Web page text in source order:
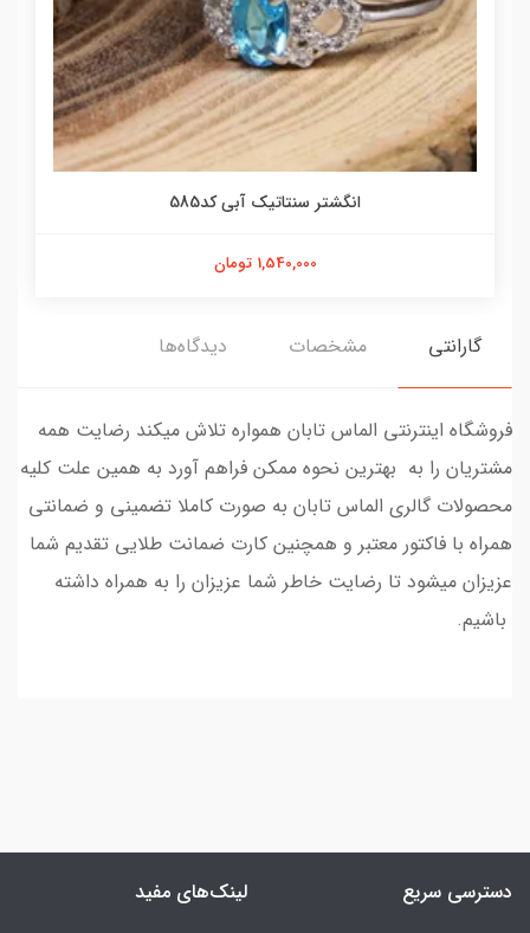
انگشتر سنتاتیک آبی کد585
1,540,000 تومان
گارانتی مشخصات دیدگاه‌ها
فروشگاه اینترنتی الماس تابان همواره تلاش میکند رضایت همه
مشتریان را به بهترین نحوه ممکن فراهم آورد به همین علت کلیه
محصولات گالری الماس تابان به صورت کاملا تضمینی و ضمانتی
همراه با فاکتور معتبر و همچنین کارت ضمانت طلایی تقدیم شما
عزیزان میشود تا رضایت خاطر شما عزیزان را به همراه داشته
باشیم.
دسترسی سریع لینک‌های مفید